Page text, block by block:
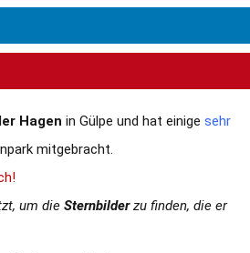
Hagen in Gülpe und hat einige sehr
mitgebracht.
um die Sternbilderzu finden, die er